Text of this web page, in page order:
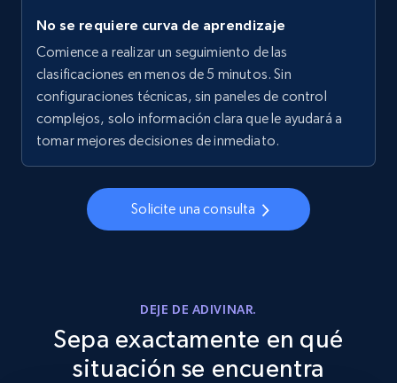
No se requiere curva de aprendizaje
Comience a realizar un seguimiento de las
clasificaciones en menos de 5 minutos. Sin
configuraciones técnicas, sin paneles de control
complejos, solo información clara que le ayudará a
tomar mejores decisiones de inmediato.
Solicite una consulta
DEJE DE ADIVINAR.
Sepa exactamente en qué
situación se encuentra